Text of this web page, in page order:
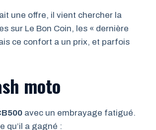
une offre, il vient chercher la
sur Le Bon Coin, les « dernière
ce confort a un prix, et parfois
moto
avec un embrayage fatigué.
qu’il a gagné :